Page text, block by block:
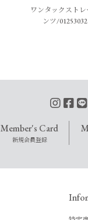
ワンタックストレ
ンツ/
Member's Card
新規会員登録